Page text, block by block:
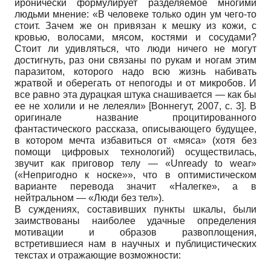
иронически формулирует разделяемое многими
людьми мнение: «В человеке только один ум чего-то
стоит. Зачем же он привязан к мешку из кожи, с
кровью, волосами, мясом, костями и сосудами?
Стоит ли удивляться, что люди ничего не могут
достигнуть, раз они связаны по рукам и ногам этим
паразитом, которого надо всю жизнь набивать
жратвой и оберегать от непогоды и от микробов. И
все равно эта дурацкая штука снашивается — как бы
ее не холили и не лелеяли» [Воннегут, 2007, с. 3]. В
оригинале название процитированного
фантастического рассказа, описывающего будущее,
в котором мечта избавиться от «мяса» (хотя без
помощи цифровых технологий) осуществилась,
звучит как приговор телу — «Unready to wear»
(«Непригодно к носке»», что в оптимистическом
варианте перевода значит «Налегке», а в
нейтральном — «Люди без тел»).
В суждениях, составивших пункты шкалы, были
заимствованы наиболее удачные определения
мотивации и образов развоплощения,
встретившиеся нам в научных и публицистических
текстах и отражающие возможности: